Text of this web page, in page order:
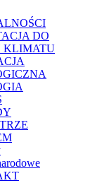
DO
KLIMATU